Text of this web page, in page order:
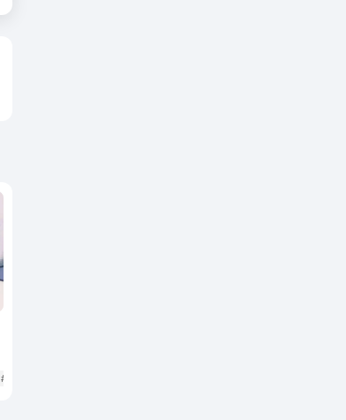
# Claude Code推出“Routines”